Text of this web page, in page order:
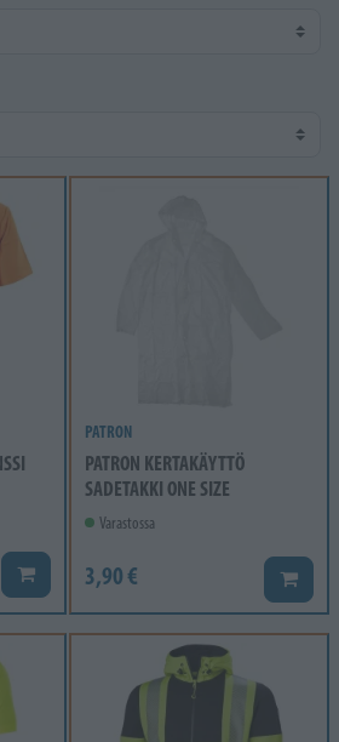
Lisää koriin
PATRON
PATRON KERTAKÄYTTÖ
SADETAKKI ONE SIZE
Varastossa
3,90 € Lisää